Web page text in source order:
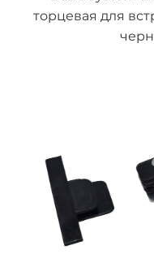
торцевая для